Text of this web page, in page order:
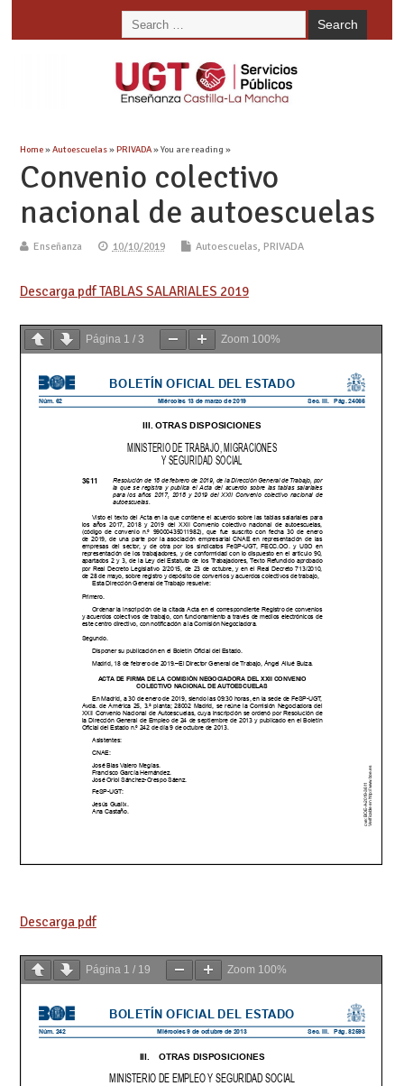
Home»Autoescuelas»PRIVADA» You are reading »
Convenio colectivo
nacional de autoescuelas
Enseñanza 10/10/2019 Autoescuelas, PRIVADA
Descarga pdf TABLAS SALARIALES 2019
Página 1 / 3 Zoom 100%
Descarga pdf
Página 1 / 19 Zoom 100%